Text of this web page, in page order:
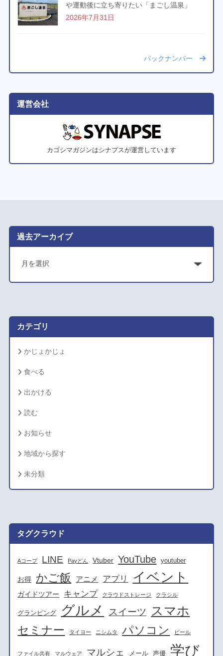
や運動後に立ち寄りたい「まごし温泉」
2026年7月31日
バックナンバー
運営会社
カゴシマガジンはシナプスが運営しています
過去アーカイブ
ア
カ
カテゴリ
かじょかじょ
食べる
出かける
読む
お知らせ
地域から探す
未分類
タグクラウド
Aコープ LINE Payどん Vtuber YouTube youtuber
お得 かご飯 アニメ アプリ イベント
ガイドツアー キャンプ クラウドストレージ クラシル
グランピング グルメ スイーツ スマホ
セミナー タイヨー ニシムタ パソコン ビール
ファイル共有 マルウェア マルシェ メール 声優 学び